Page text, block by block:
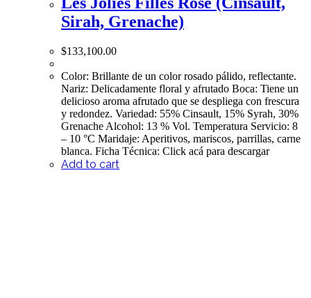
Sirah, Grenache)
$133,100.00
Color: Brillante de un color rosado pálido, reflectante.
Nariz: Delicadamente floral y afrutado Boca: Tiene un
delicioso aroma afrutado que se despliega con frescura
y redondez. Variedad: 55% Cinsault, 15% Syrah, 30%
Grenache Alcohol: 13 % Vol. Temperatura Servicio: 8
– 10 °C Maridaje: Aperitivos, mariscos, parrillas, carne
blanca. Ficha Técnica: Click acá para descargar
Add to cart